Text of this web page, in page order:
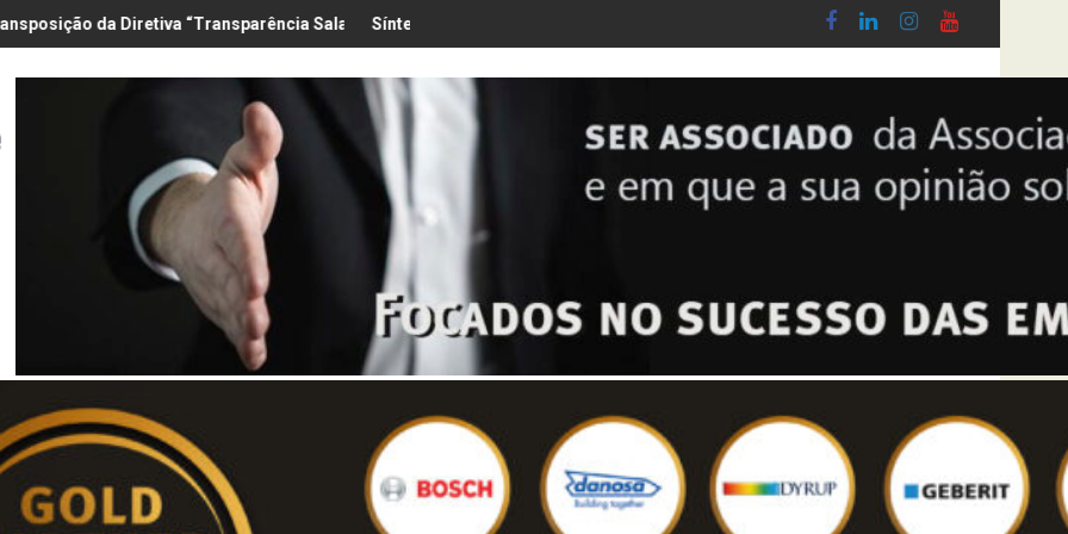
“Transparência Salarial” – Pedido de contributos até 18/8
Síntese Inquérito de Conjuntura – 2º Trimestre 2026 Entrada em vigor da regulamentação do Lobby